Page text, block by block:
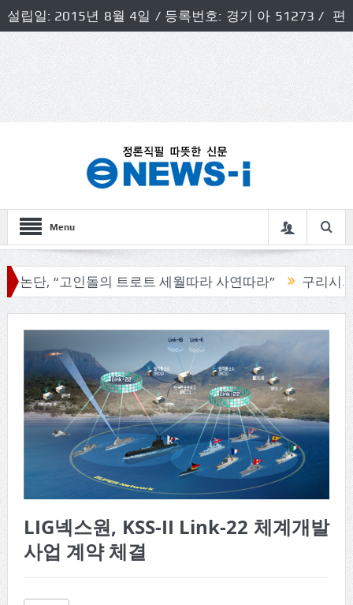
설립일: 2015년 8월 4일 / 등록번호: 경기 아 51273 / 편
집인 및 발행인: 허득천 / 개인정보책임자 및 청소년보호호
책임자: 최상규
Menu
“고인돌의 트로트 세월따라 사연따라” 구리시의회, 기
LIG넥스원, KSS-II Link-22 체계개발
사업 계약 체결